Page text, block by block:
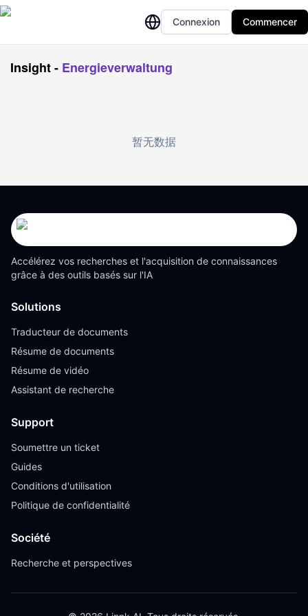
Connexion Commencer
Insight- Energieverwaltung
暂无数据
Accélérez vos recherches et l'acquisition de connaissances
grâce à des outils basés sur l'IA
Solutions
Traducteur de documents
Résume de documents
Résume de vidéo
Assistant de recherche
Support
Soumettre un ticket
Guides
Conditions d'utilisation
Politique de confidentialité
Société
Recherche et perspectives